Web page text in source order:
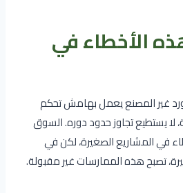
الأخطاء في
غير المصنع يعمل بهامش تحكم
يستطيع تجاوز حدود دوره. السوق
في المشاريع الصغيرة، لكن في
تصبح هذه الممارسات غير مقبولة.